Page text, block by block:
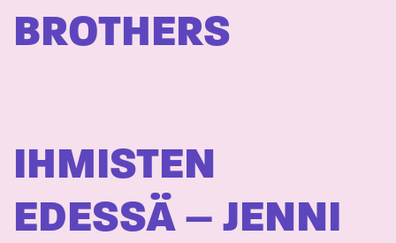
BROTHERS
IHMISTEN
EDESSÄ – JENNI